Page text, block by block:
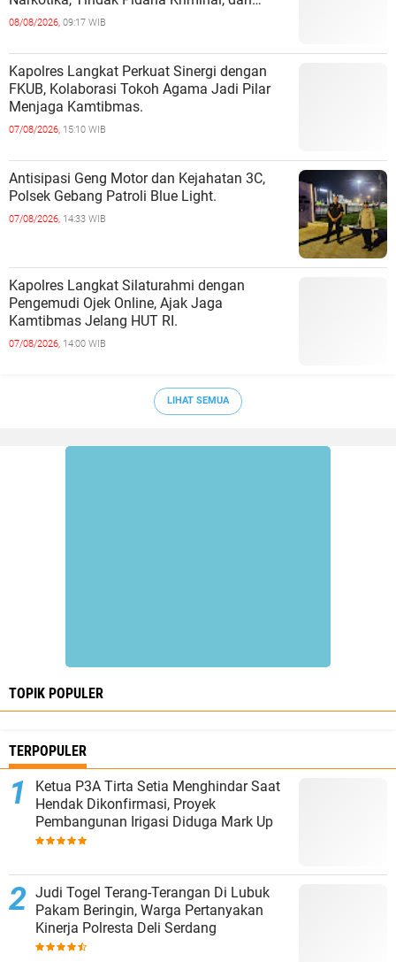
Kekerasan Seksual terhadap Anak.
08/08/2026, 09:17 WIB
Kapolres Langkat Perkuat Sinergi dengan
FKUB, Kolaborasi Tokoh Agama Jadi Pilar
Menjaga Kamtibmas.
07/08/2026, 15:10 WIB
Antisipasi Geng Motor dan Kejahatan 3C,
Polsek Gebang Patroli Blue Light.
07/08/2026, 14:33 WIB
Kapolres Langkat Silaturahmi dengan
Pengemudi Ojek Online, Ajak Jaga
Kamtibmas Jelang HUT RI.
07/08/2026, 14:00 WIB
LIHAT SEMUA
TOPIK POPULER
TERPOPULER
Ketua P3A Tirta Setia Menghindar Saat
Hendak Dikonfirmasi, Proyek
Pembangunan Irigasi Diduga Mark Up
Judi Togel Terang-Terangan Di Lubuk
Pakam Beringin, Warga Pertanyakan
Kinerja Polresta Deli Serdang